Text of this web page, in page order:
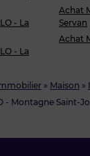
» Maison »
- Montagne Saint-
- La
- La
Achat
Servan
Achat